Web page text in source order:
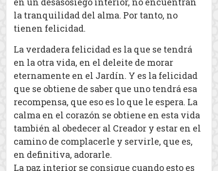
la tranquilidad del alma. Por tanto, no
tienen felicidad.
La verdadera felicidad es la que se tendrá
en la otra vida, en el deleite de morar
eternamente en el Jardín. Y es la felicidad
que se obtiene de saber que uno tendrá esa
recompensa, que eso es lo que le espera. La
calma en el corazón se obtiene en esta vida
también al obedecer al Creador y estar en el
camino de complacerle y servirle, que es,
en definitiva, adorarle.
La paz interior se consigue cuando esto es